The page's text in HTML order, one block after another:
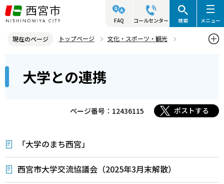
こ
の
ジ
先
FAQ コールセンター 検索 メニュー
現在のページ トップページ
文化・スポーツ・観光
こ
大学との連携
ページ番号：12436115 ポストする
「大学のまち西宮」
西宮市大学交流協議会（2025年3月末解散）